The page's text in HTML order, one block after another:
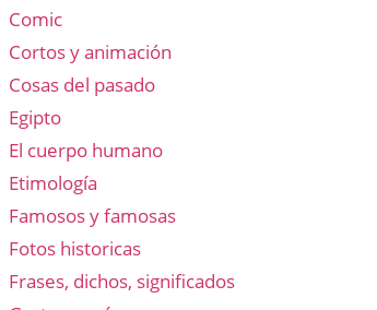
Comic
Cortos y animación
Cosas del pasado
Egipto
El cuerpo humano
Etimología
Famosos y famosas
Fotos historicas
Frases, dichos, significados